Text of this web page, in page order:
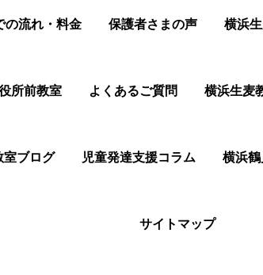
の流れ・料金 保護者さまの声 横浜
所前教室 よくあるご質問 横浜生麦
室ブログ 児童発達支援コラム 横浜
サイトマップ